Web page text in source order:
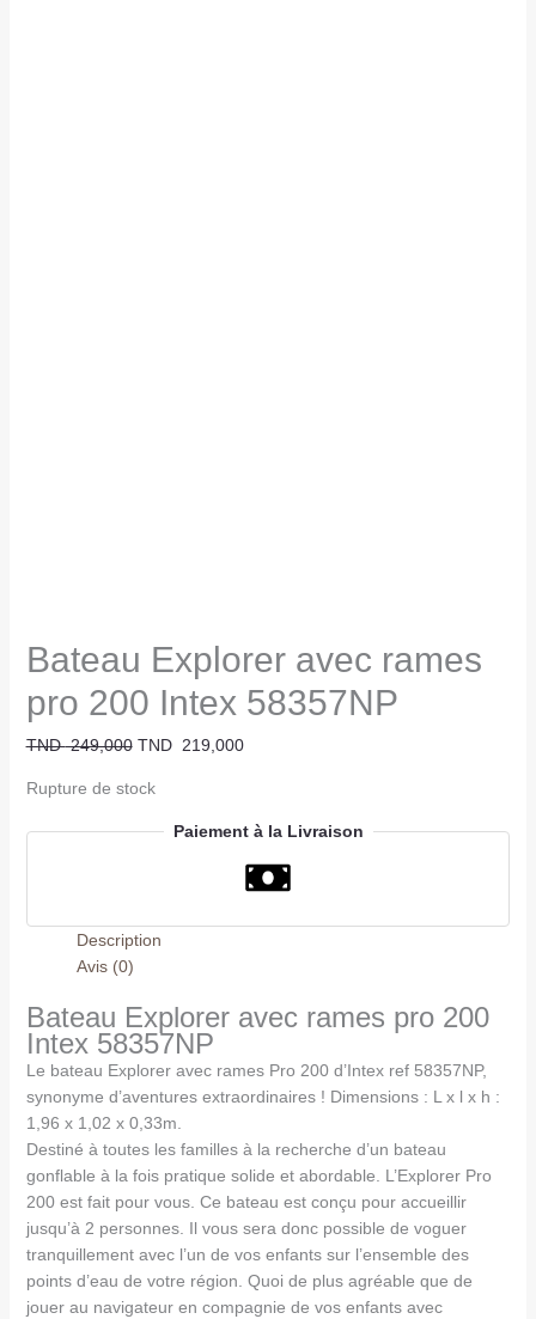
Bateau Explorer avec rames
pro 200 Intex 58357NP
TND249,000 TND 219,000
Rupture de stock
Paiement à la Livraison
Description
Avis (0)
Bateau Explorer avec rames pro 200
Intex 58357NP
Le bateau Explorer avec rames Pro 200 d’Intex ref 58357NP,
synonyme d’aventures extraordinaires ! Dimensions : L x l x h :
1,96 x 1,02 x 0,33m.
Destiné à toutes les familles à la recherche d’un bateau
gonflable à la fois pratique solide et abordable. L’Explorer Pro
200 est fait pour vous. Ce bateau est conçu pour accueillir
jusqu’à 2 personnes. Il vous sera donc possible de voguer
tranquillement avec l’un de vos enfants sur l’ensemble des
points d’eau de votre région. Quoi de plus agréable que de
jouer au navigateur en compagnie de vos enfants avec